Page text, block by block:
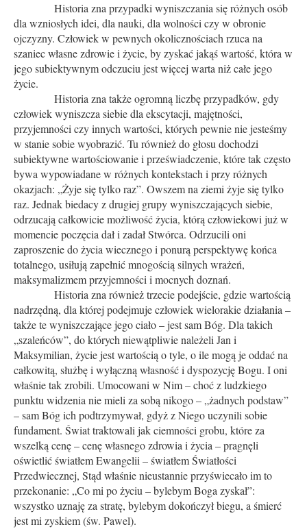
Historia zna przypadki wyniszczania się różnych osób
dla wzniosłych idei, dla nauki, dla wolności czy w obronie
ojczyzny. Człowiek w pewnych okolicznościach rzuca na
szaniec własne zdrowie i życie, by zyskać jakąś wartość, która w
jego subiektywnym odczuciu jest więcej warta niż całe jego
życie.
Historia zna także ogromną liczbę przypadków, gdy
człowiek wyniszcza siebie dla ekscytacji, majętności,
przyjemności czy innych wartości, których pewnie nie jesteśmy
w stanie sobie wyobrazić. Tu również do głosu dochodzi
subiektywne wartościowanie i przeświadczenie, które tak często
bywa wypowiadane w różnych kontekstach i przy różnych
okazjach: „Żyje się tylko raz”. Owszem na ziemi żyje się tylko
raz. Jednak biedacy z drugiej grupy wyniszczających siebie,
odrzucają całkowicie możliwość życia, którą człowiekowi już w
momencie poczęcia dał i zadał Stwórca. Odrzucili oni
zaproszenie do życia wiecznego i ponurą perspektywę końca
totalnego, usiłują zapełnić mnogością silnych wrażeń,
maksymalizmem przyjemności i mocnych doznań.
Historia zna również trzecie podejście, gdzie wartością
nadrzędną, dla której podejmuje człowiek wielorakie działania –
także te wyniszczające jego ciało – jest sam Bóg. Dla takich
„szaleńców”, do których niewątpliwie należeli Jan i
Maksymilian, życie jest wartością o tyle, o ile mogą je oddać na
całkowitą, służbę i wyłączną własność i dyspozycję Bogu. I oni
właśnie tak zrobili. Umocowani w Nim – choć z ludzkiego
punktu widzenia nie mieli za sobą nikogo – „żadnych podstaw”
– sam Bóg ich podtrzymywał, gdyż z Niego uczynili sobie
fundament. Świat traktowali jak ciemności grobu, które za
wszelką cenę – cenę własnego zdrowia i życia – pragnęli
oświetlić światłem Ewangelii – światłem Światłości
Przedwiecznej, Stąd właśnie nieustannie przyświecało im to
przekonanie: „Co mi po życiu – bylebym Boga zyskał”:
wszystko uznaję za stratę, bylebym dokończył biegu, a śmierć
jest mi zyskiem (św. Pawel).